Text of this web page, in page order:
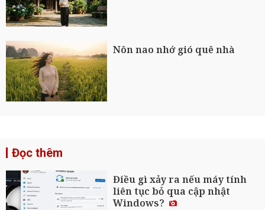
Nôn nao nhớ gió quê nhà
Đọc thêm
Điều gì xảy ra nếu máy tính
liên tục bỏ qua cập nhật
Windows?